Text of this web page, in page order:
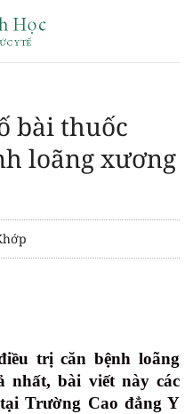
bài thuốc
loãng xương
trị căn bệnh loãng
nhất, bài viết này các
Trường Cao đẳng Y